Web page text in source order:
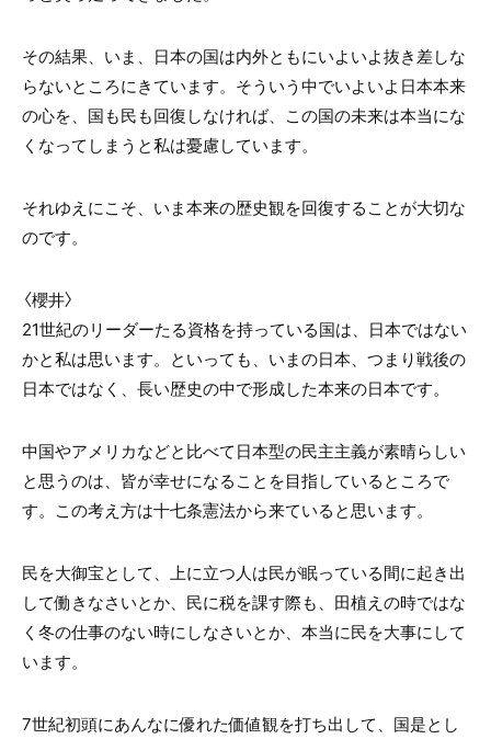
その結果、いま、日本の国は内外ともにいよいよ抜き差しな
らないところにきています。そういう中でいよいよ日本本来
の心を、国も民も回復しなければ、この国の未来は本当にな
くなってしまうと私は憂慮しています。
それゆえにこそ、いま本来の歴史観を回復することが大切な
のです。
〈櫻井〉
21世紀のリーダーたる資格を持っている国は、日本ではない
かと私は思います。といっても、いまの日本、つまり戦後の
日本ではなく、長い歴史の中で形成した本来の日本です。
中国やアメリカなどと比べて日本型の民主主義が素晴らしい
と思うのは、皆が幸せになることを目指しているところで
す。この考え方は十七条憲法から来ていると思います。
民を大御宝として、上に立つ人は民が眠っている間に起き出
して働きなさいとか、民に税を課す際も、田植えの時ではな
く冬の仕事のない時にしなさいとか、本当に民を大事にして
います。
7世紀初頭にあんなに優れた価値観を打ち出して、国是とし